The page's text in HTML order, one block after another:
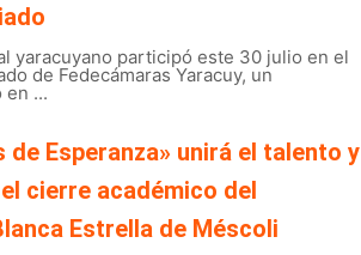
yaracuyano participó este 30 julio en el
de Fedecámaras Yaracuy, un
...
de Esperanza» unirá el talento y
cierre académico del
Estrella de Méscoli